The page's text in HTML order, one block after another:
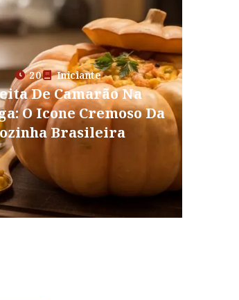
20 Iniciante
De Camarão Na
O Icone Cremoso Da
Brasileira